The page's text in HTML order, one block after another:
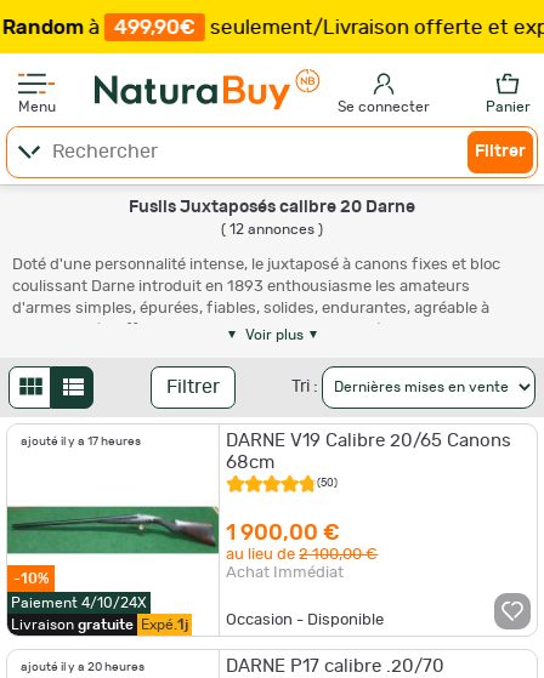
à 499,90€ seulement/Livraison offerte et
Menu Se connecter Panier
Filtrer
Fusils Juxtaposés calibre 20 Darne
( 12 annonces )
Doté d'une personnalité intense, le juxtaposé à canons fixes et bloc
coulissant Darne introduit en 1893 enthousiasme les amateurs
d'armes simples, épurées, fiables, solides, endurantes, agréable à
utiliser et très efficaces. En calibre 20, le juxtaposé Darne y ajoute une
calibre 20 se montre toutefois compliqué et donc coûteux à réparer
lorsqu'il connaît des soucis. Il convient donc, pour l'acquéreur en
seconde main, de sélectionner un exemplaire ayant été soigneusement
traité et entretenu, d'autant que la cote du modèle, surtout en 20, est
Voir plus
Filtrer Tri :
ajouté il y a 17 heures
-10%
Paiement 4/10/24X
Livraison gratuite Expé. 1j
DARNE V19 Calibre 20/65 Canons
68cm
(50)
1 900,00 €
au lieu de2 100,00 €
Achat Immédiat
Occasion - Disponible
ajouté il y a 20 heures
DARNE P17 calibre .20/70